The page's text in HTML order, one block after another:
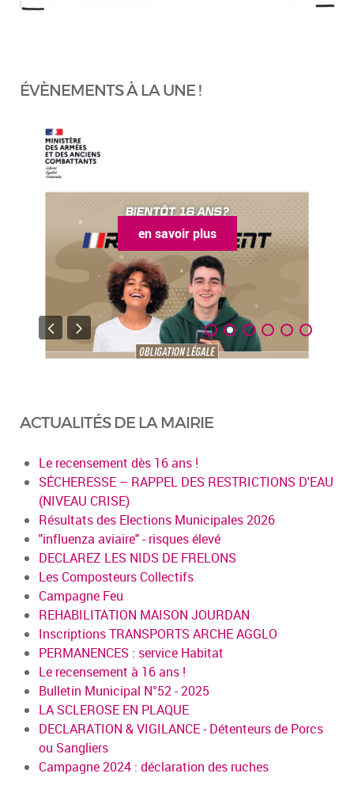
ÉVÈNEMENTS À LA UNE !
en savoir plus
ACTUALITÉS DE LA MAIRIE
Le recensement dès 16 ans !
SÉCHERESSE – RAPPEL DES RESTRICTIONS D'EAU
(NIVEAU CRISE)
Résultats des Elections Municipales 2026
"influenza aviaire" - risques élevé
DECLAREZ LES NIDS DE FRELONS
Les Composteurs Collectifs
Campagne Feu
REHABILITATION MAISON JOURDAN
Inscriptions TRANSPORTS ARCHE AGGLO
PERMANENCES : service Habitat
Le recensement à 16 ans !
Bulletin Municipal N°52 - 2025
LA SCLEROSE EN PLAQUE
DECLARATION & VIGILANCE - Détenteurs de Porcs
ou Sangliers
Campagne 2024 : déclaration des ruches